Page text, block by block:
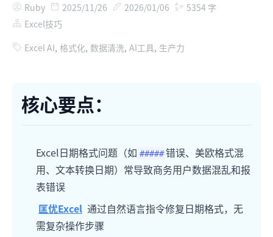
Ruby 2025/11/26 2026/01/06 5354 字
Excel技巧
Excel AI, 格式化, 数据清洗, AI工具, 生产力
核心要点：
Excel日期格式问题（如 ##### 错误、美欧格式混
用、文本转换日期）常导致商务用户数据混乱和报
表错误
匡优Excel 通过自然语言指令修复日期格式，无
需复杂操作步骤